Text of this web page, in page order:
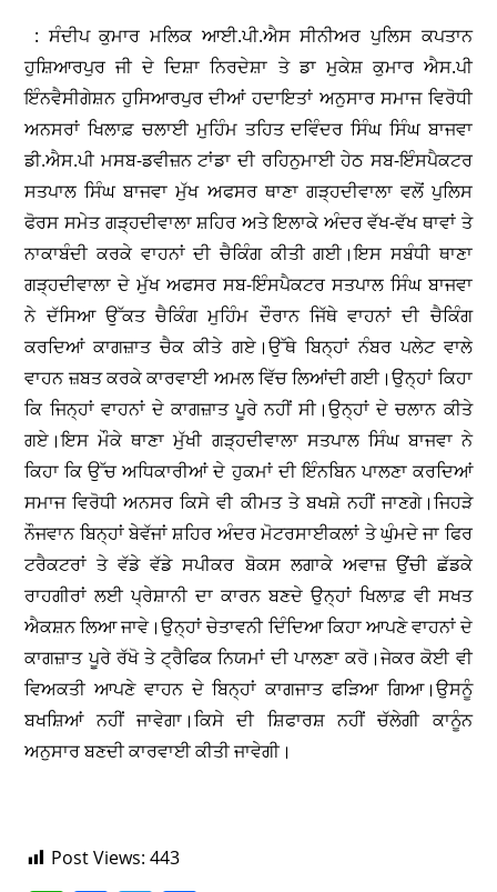
: ਸੰਦੀਪ ਕੁਮਾਰ ਮਲਿਕ ਆਈ.ਪੀ.ਐਸ ਸੀਨੀਅਰ ਪੁਲਿਸ ਕਪਤਾਨ
ਹੁਸ਼ਿਆਰਪੁਰ ਜੀ ਦੇ ਦਿਸ਼ਾ ਨਿਰਦੇਸ਼ਾ ਤੇ ਡਾ ਮੁਕੇਸ਼ ਕੁਮਾਰ ਐਸ.ਪੀ
ਇੰਨਵੈਸੀਗੇਸ਼ਨ ਹੁਸਿਆਰਪੁਰ ਦੀਆਂ ਹਦਾਇਤਾਂ ਅਨੁਸਾਰ ਸਮਾਜ ਵਿਰੋਧੀ
ਅਨਸਰਾਂ ਖਿਲਾਫ਼ ਚਲਾਈ ਮੁਹਿੰਮ ਤਹਿਤ ਦਵਿੰਦਰ ਸਿੰਘ ਸਿੰਘ ਬਾਜਵਾ
ਡੀ.ਐਸ.ਪੀ ਮਸਬ-ਡਵੀਜ਼ਨ ਟਾਂਡਾ ਦੀ ਰਹਿਨੁਮਾਈ ਹੇਠ ਸਬ-ਇੰਸਪੈਕਟਰ
ਸਤਪਾਲ ਸਿੰਘ ਬਾਜਵਾ ਮੁੱਖ ਅਫਸਰ ਥਾਣਾ ਗੜ੍ਹਦੀਵਾਲਾ ਵਲੋਂ ਪੁਲਿਸ
ਫੋਰਸ ਸਮੇਤ ਗੜ੍ਹਦੀਵਾਲਾ ਸ਼ਹਿਰ ਅਤੇ ਇਲਾਕੇ ਅੰਦਰ ਵੱਖ-ਵੱਖ ਥਾਵਾਂ ਤੇ
ਨਾਕਾਬੰਦੀ ਕਰਕੇ ਵਾਹਨਾਂ ਦੀ ਚੈਕਿੰਗ ਕੀਤੀ ਗਈ।ਇਸ ਸਬੰਧੀ ਥਾਣਾ
ਗੜ੍ਹਦੀਵਾਲਾ ਦੇ ਮੁੱਖ ਅਫਸਰ ਸਬ-ਇੰਸਪੈਕਟਰ ਸਤਪਾਲ ਸਿੰਘ ਬਾਜਵਾ
ਨੇ ਦੱਸਿਆ ਉੱਕਤ ਚੈਕਿੰਗ ਮੁਹਿੰਮ ਦੌਰਾਨ ਜਿੱਥੇ ਵਾਹਨਾਂ ਦੀ ਚੈਕਿੰਗ
ਕਰਦਿਆਂ ਕਾਗਜ਼ਾਤ ਚੈਕ ਕੀਤੇ ਗਏ।ਉੱਥੇ ਬਿਨ੍ਹਾਂ ਨੰਬਰ ਪਲੇਟ ਵਾਲੇ
ਵਾਹਨ ਜ਼ਬਤ ਕਰਕੇ ਕਾਰਵਾਈ ਅਮਲ ਵਿੱਚ ਲਿਆਂਦੀ ਗਈ।ਉਨ੍ਹਾਂ ਕਿਹਾ
ਕਿ ਜਿਨ੍ਹਾਂ ਵਾਹਨਾਂ ਦੇ ਕਾਗਜ਼ਾਤ ਪੂਰੇ ਨਹੀਂ ਸੀ।ਉਨ੍ਹਾਂ ਦੇ ਚਲਾਨ ਕੀਤੇ
ਗਏ।ਇਸ ਮੌਕੇ ਥਾਣਾ ਮੁੱਖੀ ਗੜ੍ਹਦੀਵਾਲਾ ਸਤਪਾਲ ਸਿੰਘ ਬਾਜਵਾ ਨੇ
ਕਿਹਾ ਕਿ ਉੱਚ ਅਧਿਕਾਰੀਆਂ ਦੇ ਹੁਕਮਾਂ ਦੀ ਇੰਨਬਿਨ ਪਾਲਣਾ ਕਰਦਿਆਂ
ਸਮਾਜ ਵਿਰੋਧੀ ਅਨਸਰ ਕਿਸੇ ਵੀ ਕੀਮਤ ਤੇ ਬਖਸ਼ੇ ਨਹੀਂ ਜਾਣਗੇ।ਜਿਹੜੇ
ਨੌਜਵਾਨ ਬਿਨ੍ਹਾਂ ਬੇਵੱਜਾਂ ਸ਼ਹਿਰ ਅੰਦਰ ਮੋਟਰਸਾਈਕਲਾਂ ਤੇ ਘੁੰਮਦੇ ਜਾ ਫਿਰ
ਟਰੈਕਟਰਾਂ ਤੇ ਵੱਡੇ ਵੱਡੇ ਸਪੀਕਰ ਬੋਕਸ ਲਗਾਕੇ ਅਵਾਜ਼ ਉਂਚੀ ਛੱਡਕੇ
ਰਾਹਗੀਰਾਂ ਲਈ ਪ੍ਰੇਸ਼ਾਨੀ ਦਾ ਕਾਰਨ ਬਣਦੇ ਉਨ੍ਹਾਂ ਖਿਲਾਫ਼ ਵੀ ਸਖਤ
ਐਕਸ਼ਨ ਲਿਆ ਜਾਵੇ।ਉਨ੍ਹਾਂ ਚੇਤਾਵਨੀ ਦਿੰਦਿਆ ਕਿਹਾ ਆਪਣੇ ਵਾਹਨਾਂ ਦੇ
ਕਾਗਜ਼ਾਤ ਪੂਰੇ ਰੱਖੋ ਤੇ ਟ੍ਰੈਫਿਕ ਨਿਯਮਾਂ ਦੀ ਪਾਲਣਾ ਕਰੋ।ਜੇਕਰ ਕੋਈ ਵੀ
ਵਿਅਕਤੀ ਆਪਣੇ ਵਾਹਨ ਦੇ ਬਿਨ੍ਹਾਂ ਕਾਗਜਾਤ ਫੜਿਆ ਗਿਆ।ਉਸਨੂੰ
ਬਖਸ਼ਿਆਂ ਨਹੀਂ ਜਾਵੇਗਾ।ਕਿਸੇ ਦੀ ਸ਼ਿਫਾਰਸ਼ ਨਹੀਂ ਚੱਲੇਗੀ ਕਾਨੂੰਨ
ਅਨੁਸਾਰ ਬਣਦੀ ਕਾਰਵਾਈ ਕੀਤੀ ਜਾਵੇਗੀ।
Post Views: 443